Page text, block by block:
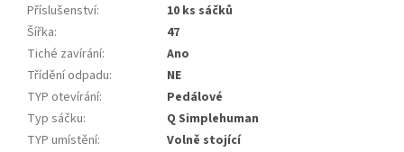
Příslušenství:
10 ks sáčků
Šířka:
47
Tiché zavírání:
Ano
Třídění odpadu:
NE
TYP otevírání:
Pedálové
Typ sáčku:
Q Simplehuman
TYP umístění:
Volně stojící